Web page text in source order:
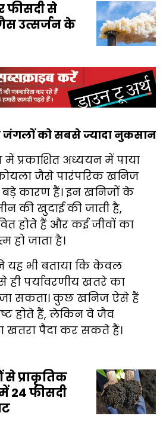
फीसदी से
उत्सर्जन के
को सबसे ज्यादा नुकसान
प्रकाशित अध्ययन में पाया
जैसे पारंपरिक खनिज
कारण हैं। इन खनिजों के
की खुदाई की जाती है,
होते हैं और कई जीवों का
हो जाता है।
यह भी बताया कि केवल
ही पर्यावरणीय खतरे का
जा सकता। कुछ खनिज ऐसे हैं
होते हैं, लेकिन वे जैव
खतरा पैदा कर सकते हैं।
से प्राकृतिक
24 फीसदी